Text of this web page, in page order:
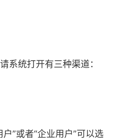
统打开有三种渠道：
”或者“企业用户”可以选